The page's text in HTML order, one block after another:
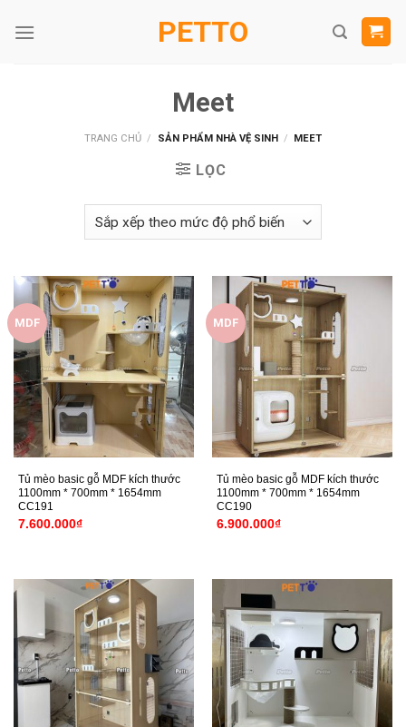
PETTO
Meet
TRANG CHỦ / SẢN PHẨM NHÀ VỆ SINH / MEET
LỌC
MDF
Tủ mèo basic gỗ MDF kích thước
1100mm * 700mm * 1654mm
CC191
7.600.000₫
MDF
Tủ mèo basic gỗ MDF kích thước
1100mm * 700mm * 1654mm
CC190
6.900.000₫